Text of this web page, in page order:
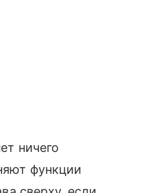
ничего
функции